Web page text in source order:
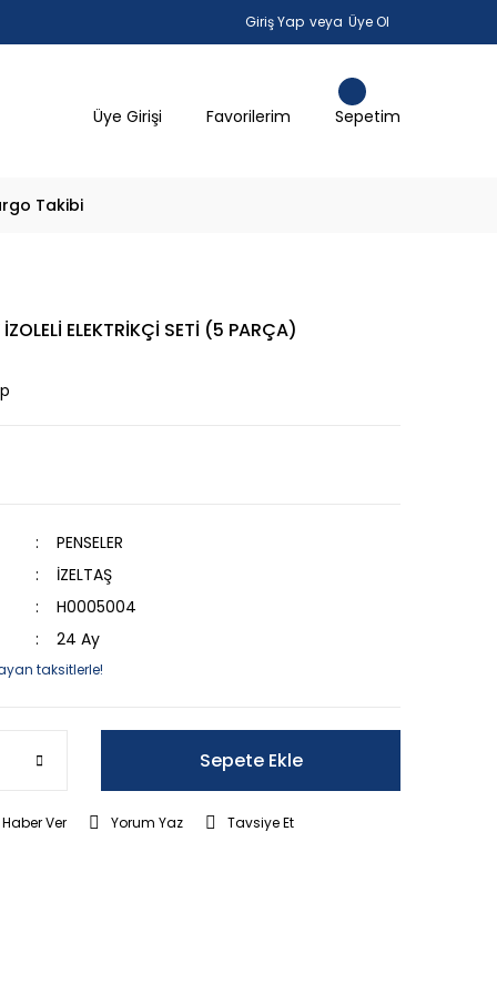
Giriş Yap veya Üye Ol
Üye Girişi Favorilerim Sepetim
Takibi
ELEKTRİKÇİ SETİ (5 PARÇA)
PENSELER
İZELTAŞ
H0005004
24 Ay
taksitlerle!
Sepete Ekle
Ver Yorum Yaz Tavsiye Et